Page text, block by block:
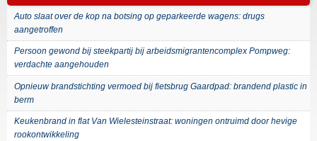
Auto slaat over de kop na botsing op geparkeerde wagens: drugs
aangetroffen
Persoon gewond bij steekpartij bij arbeidsmigrantencomplex Pompweg:
verdachte aangehouden
Opnieuw brandstichting vermoed bij fietsbrug Gaardpad: brandend plastic in
berm
Keukenbrand in flat Van Wielesteinstraat: woningen ontruimd door hevige
rookontwikkeling